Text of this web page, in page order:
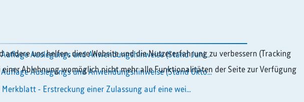
Auflage Auslegungs und Anwendungshinweise (Stand Juni...
Auflage Auslegungs und Anwendungshinweise (Stand Okto...
Merkblatt - Erstreckung einer Zulassung auf eine wei...
uns helfen, diese Website und die Nutzererfahrung zu verbessern (Tracking
einer Ablehnung womöglich nicht mehr alle Funktionalitäten der Seite zur Verfügung